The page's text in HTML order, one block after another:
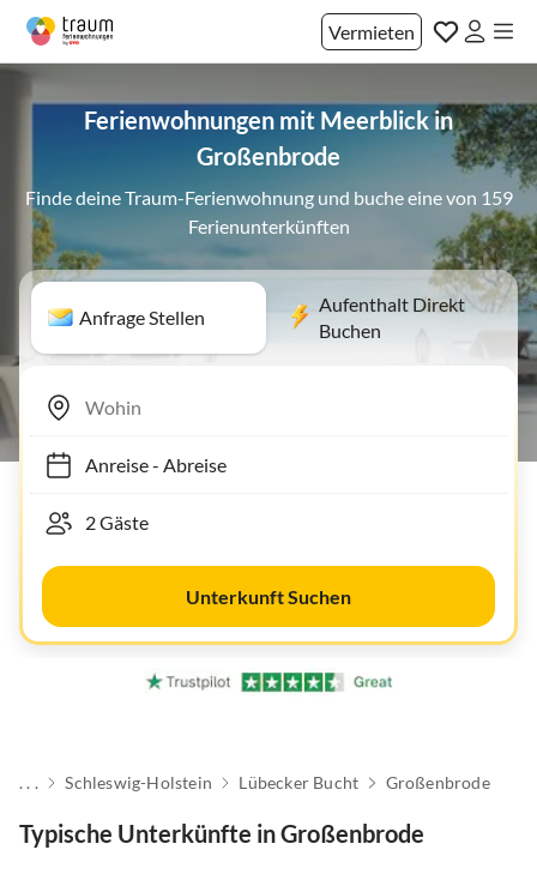
Vermieten
Ferienwohnungen mit Meerblick in
Großenbrode
Finde deine Traum-Ferienwohnung und buche eine von 159
Ferienunterkünften
Anfrage Stellen
Aufenthalt Direkt
Buchen
Anreise- Abreise
Unterkunft Suchen
. . . Schleswig-Holstein Lübecker Bucht Großenbrode
Typische Unterkünfte in Großenbrode